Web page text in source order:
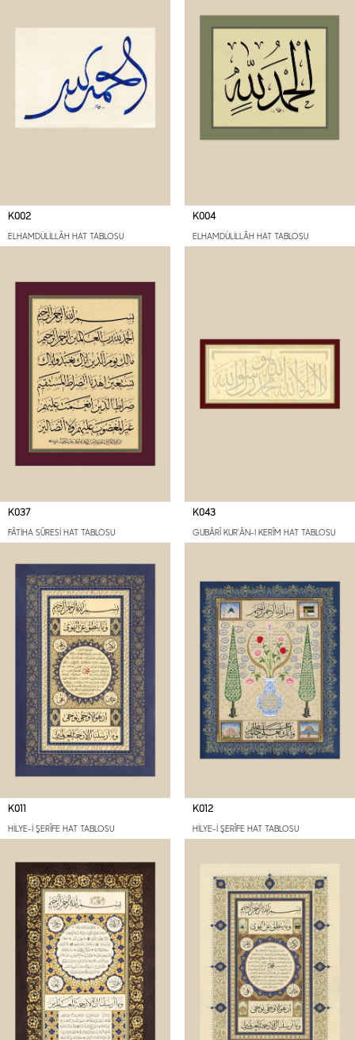
K002
ELHAMDÜLİLLÂH HAT TABLOSU
K004
ELHAMDÜLİLLÂH HAT TABLOSU
K037
FÂTİHA SÛRESİ HAT TABLOSU
K043
GUBÂRÎ KUR'ÂN-I KERÎM HAT TABLOSU
K011
HİLYE-İ ŞERÎFE HAT TABLOSU
K012
HİLYE-İ ŞERÎFE HAT TABLOSU